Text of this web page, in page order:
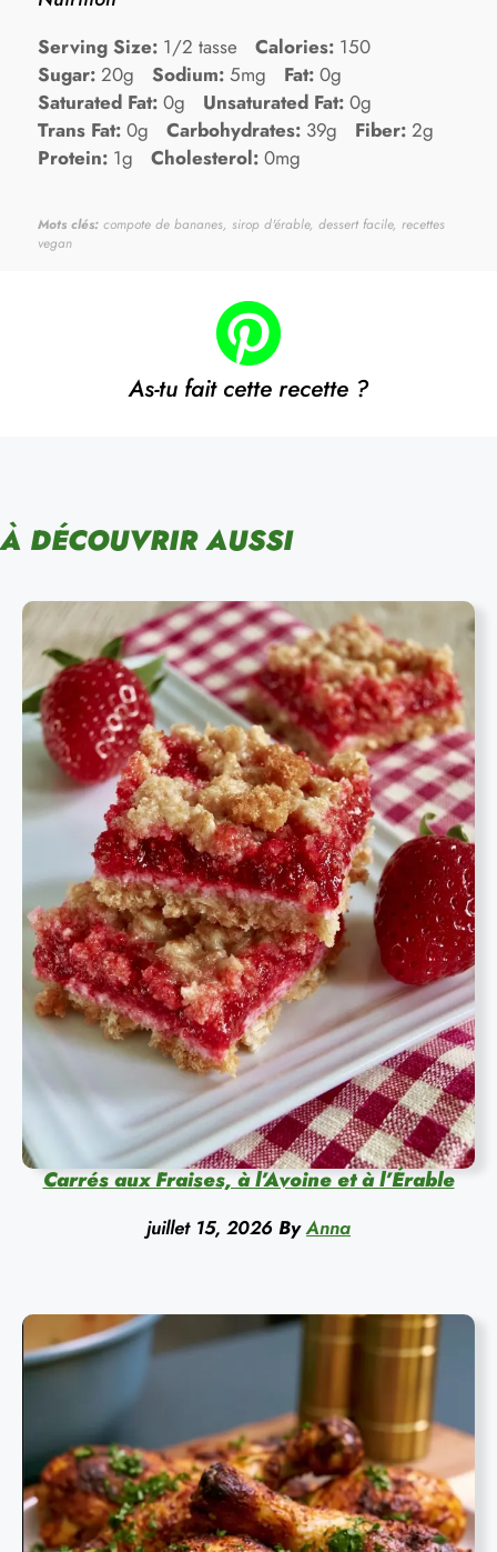
Serving Size: 1/2 tasse Calories: 150
Sugar: 20g Sodium: 5mg Fat: 0g
Saturated Fat: 0g Unsaturated Fat: 0g
Trans Fat: 0g Carbohydrates: 39g Fiber: 2g
Protein: 1g Cholesterol: 0mg
Mots clés: compote de bananes, sirop d'érable, dessert facile, recettes
vegan
As-tu fait cette recette ?
À DÉCOUVRIR AUSSI
Carrés aux Fraises, à l’Avoine et à l’Érable
juillet 15, 2026 By Anna